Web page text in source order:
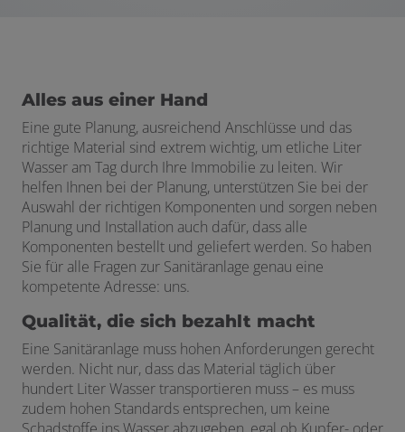
Alles aus einer Hand
Eine gute Planung, ausreichend Anschlüsse und das
richtige Material sind extrem wichtig, um etliche Liter
Wasser am Tag durch Ihre Immobilie zu leiten. Wir
helfen Ihnen bei der Planung, unterstützen Sie bei der
Auswahl der richtigen Komponenten und sorgen neben
Planung und Installation auch dafür, dass alle
Komponenten bestellt und geliefert werden. So haben
Sie für alle Fragen zur Sanitäranlage genau eine
kompetente Adresse: uns.
Qualität, die sich bezahlt macht
Eine Sanitäranlage muss hohen Anforderungen gerecht
werden. Nicht nur, dass das Material täglich über
hundert Liter Wasser transportieren muss – es muss
zudem hohen Standards entsprechen, um keine
Schadstoffe ins Wasser abzugeben, egal ob Kupfer- oder